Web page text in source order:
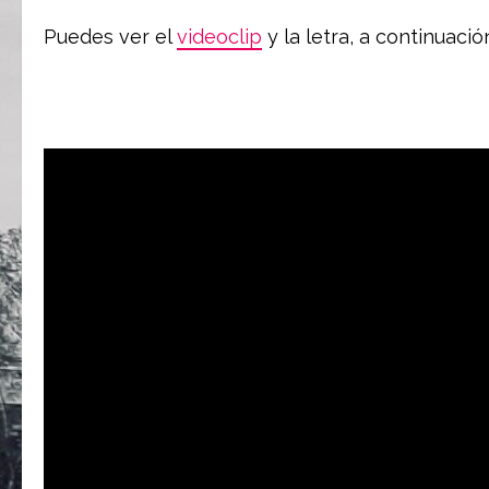
Puedes ver elvideoclip y la letra, a